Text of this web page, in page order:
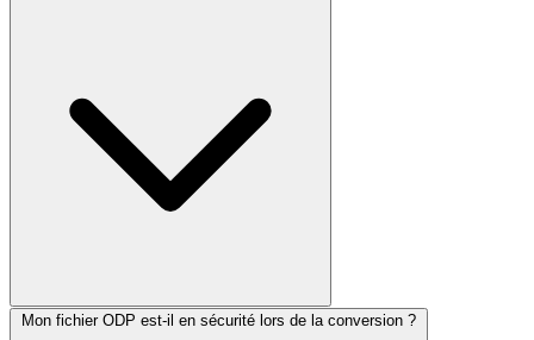
Mon fichier ODP est-il en sécurité lors de la conversion ?